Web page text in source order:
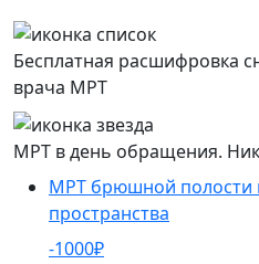
Бесплатная расшифровка
врача МРТ
МРТ в день обращения.
МРТ брюшной полости
пространства
-1000₽